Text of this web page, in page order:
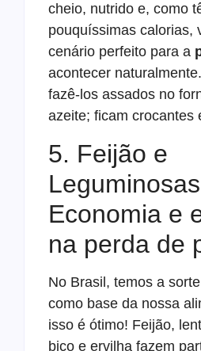
cheio, nutrido e, como
pouquíssimas calorias,
cenário perfeito para a
acontecer
fazê-los assados no
azeite; ficam crocantes
5. Feijão e
Economia e
na perda de
No Brasil, temos a
como base da nossa
isso é ótimo! Feijão,
bico e ervilha fazem